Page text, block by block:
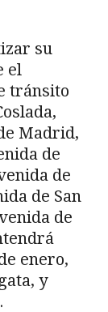
su
el
tránsito
Madrid,
de
de
de San
de
enero,
y